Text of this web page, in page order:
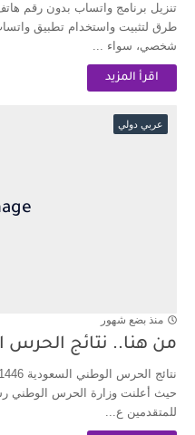
تنزيل برنامج واتساب بدون رقم
طرق لتثبيت واستخدام تطبيق
شخصي، سواء ...
اقرأ المزيد
عربي دولي
منذ بضع شهور
من هنا.. نتائج الحرس
حيث أعلنت وزارة الحرس الوطني
للمتقدمين ع...